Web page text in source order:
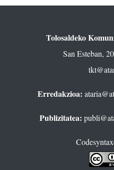
Tolosaldeko
San Esteban,
Erredakzioa:
Publizitatea: